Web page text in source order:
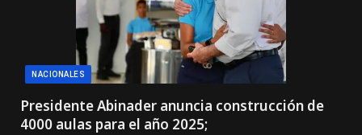
NACIONALES
Presidente Abinader anuncia construcción de
4000 aulas para el año 2025;